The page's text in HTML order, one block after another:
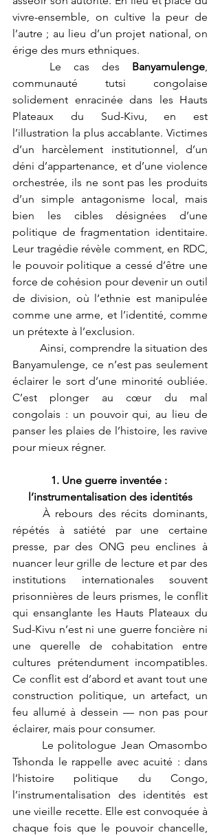
vivre-ensemble, on cultive la peur de
l’autre ; au lieu d’un projet national, on
érige des murs ethniques.
	Le cas des
Banyamulenge,
communauté tutsi congolaise
solidement enracinée dans les Hauts
Plateaux du Sud-Kivu, en est
l’illustration la plus accablante. Victimes
d’un harcèlement institutionnel, d’un
déni d’appartenance, et d’une violence
orchestrée, ils ne sont pas les produits
d’un simple antagonisme local, mais
bien les cibles désignées d’une
politique de fragmentation identitaire.
Leur tragédie révèle comment, en RDC,
le pouvoir politique a cessé d’être une
force de cohésion pour devenir un outil
de division, où l’ethnie est manipulée
comme une arme, et l’identité, comme
un prétexte à l’exclusion.
	Ainsi, comprendre la situation des
Banyamulenge, ce n’est pas seulement
éclairer le sort d’une minorité oubliée.
C’est plonger au cœur du mal
congolais : un pouvoir qui, au lieu de
panser les plaies de l’histoire, les ravive
pour mieux régner.
1. Une guerre inventée :
l’instrumentalisation des identités
répétés à satiété par une certaine
presse, par des ONG peu enclines à
nuancer leur grille de lecture et par des
institutions internationales souvent
prisonnières de leurs prismes, le conflit
qui ensanglante les Hauts Plateaux du
Sud-Kivu n’est ni une guerre foncière ni
une querelle de cohabitation entre
cultures prétendument incompatibles.
Ce conflit est d’abord et avant tout une
construction politique, un artefact, un
feu allumé à dessein — non pas pour
éclairer, mais pour consumer.
Tshonda le rappelle avec acuité : dans
l’histoire politique du Congo,
l’instrumentalisation des identités est
une vieille recette. Elle est convoquée à
chaque fois que le pouvoir chancelle,